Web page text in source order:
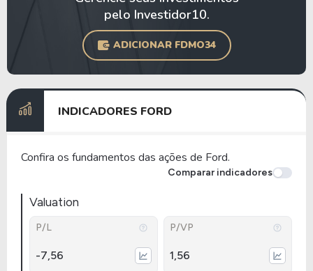
pelo Investidor10.
ADICIONAR FDMO34
INDICADORES FORD
Confira os fundamentos das ações de Ford.
Comparar indicadores
Valuation
P/L
-7,56
P/VP
1,56